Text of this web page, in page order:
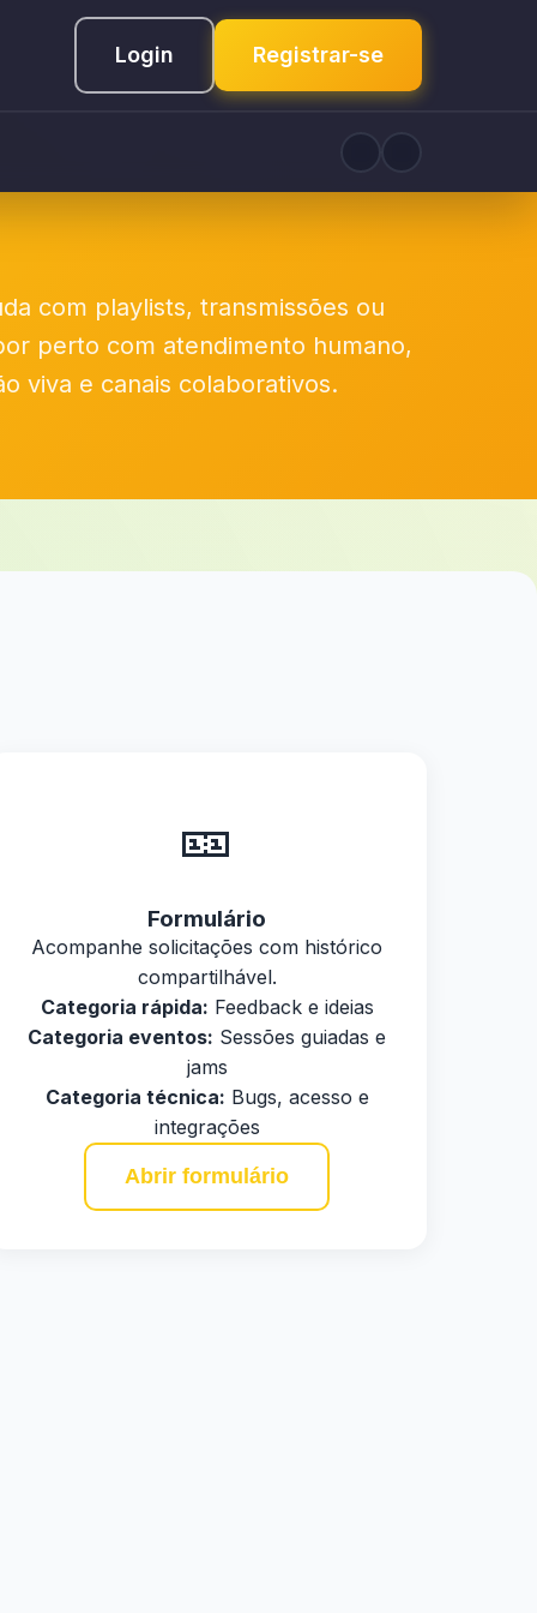
Login Registrar-se
com playlists, transmissões ou
perto com atendimento humano,
viva e canais colaborativos.
🎫
Formulário
Acompanhe solicitações com histórico
compartilhável.
Categoria rápida: Feedback e ideias
Categoria eventos: Sessões guiadas e
jams
Categoria técnica: Bugs, acesso e
integrações
Abrir formulário